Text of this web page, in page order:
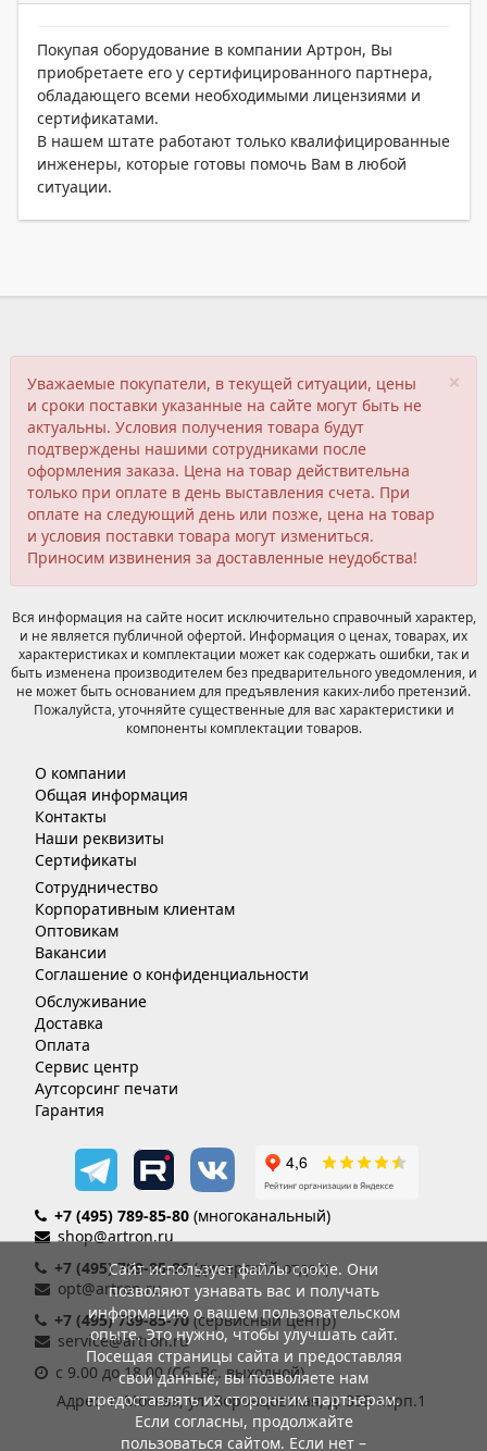
Покупая оборудование в компании Артрон, Вы
приобретаете его у сертифицированного партнера,
обладающего всеми необходимыми лицензиями и
сертификатами.
В нашем штате работают только квалифицированные
инженеры, которые готовы помочь Вам в любой
ситуации.
×
Уважаемые покупатели, в текущей ситуации, цены
и сроки поставки указанные на сайте могут быть не
актуальны. Условия получения товара будут
подтверждены нашими сотрудниками после
оформления заказа. Цена на товар действительна
только при оплате в день выставления счета. При
оплате на следующий день или позже, цена на товар
и условия поставки товара могут измениться.
Приносим извинения за доставленные неудобства!
Вся информация на сайте носит исключительно справочный характер,
и не является публичной офертой. Информация о ценах, товарах, их
характеристиках и комплектации может как содержать ошибки, так и
быть изменена производителем без предварительного уведомления, и
не может быть основанием для предъявления каких-либо претензий.
Пожалуйста, уточняйте существенные для вас характеристики и
компоненты комплектации товаров.
О компании
Общая информация
Контакты
Наши реквизиты
Сертификаты
Сотрудничество
Корпоративным клиентам
Оптовикам
Вакансии
Соглашение о конфиденциальности
Обслуживание
Доставка
Оплата
Сервис центр
Аутсорсинг печати
Гарантия
+7 (495) 789-85-80 (многоканальный)
shop@artron.ru
+7 (495) 789-85-86(дилерский отдел)
opt@artron.ru
+7 (495) 789-85-70 (сервисный центр)
service@artron.ru
с 9.00 до 18.00 (Сб.-Вс. выходной)
Адрес: г. Москва, ул. Воронцовская, д. 35Б корп.1
Сайт использует файлы cookie. Они
позволяют узнавать вас и получать
информацию о вашем пользовательском
опыте. Это нужно, чтобы улучшать сайт.
Посещая страницы сайта и предоставляя
свои данные, вы позволяете нам
предоставлять их сторонним партнерам.
Если согласны, продолжайте
пользоваться сайтом. Если нет –